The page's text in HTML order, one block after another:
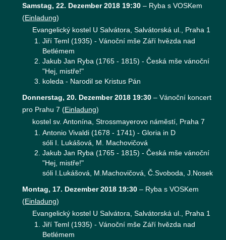
Samstag, 22. Dezember 2018 19:30 – Ryba s VOSKem
(Einladung)
Evangelický kostel U Salvátora, Salvátorská ul., Praha 1
Jiří Teml (1935) - Vánoční mše Září hvězda nad
Betlémem
Jakub Jan Ryba (1765 - 1815) - Česká mše vánoční
"Hej, mistře!"
koleda - Narodil se Kristus Pán
Donnerstag, 20. Dezember 2018 19:30 – Vánoční koncert
pro Prahu 7 (Einladung)
kostel sv. Antonína, Strossmayerovo náměstí, Praha 7
Antonio Vivaldi (1678 - 1741) - Gloria in D
sóli I. Lukášová, M. Machovičová
Jakub Jan Ryba (1765 - 1815) - Česká mše vánoční
"Hej, mistře!"
sóli I.Lukášová, M.Machovičová, Č.Svoboda, J.Nosek
Montag, 17. Dezember 2018 19:30 – Ryba s VOSKem
(Einladung)
Evangelický kostel U Salvátora, Salvátorská ul., Praha 1
Jiří Teml (1935) - Vánoční mše Září hvězda nad
Betlémem